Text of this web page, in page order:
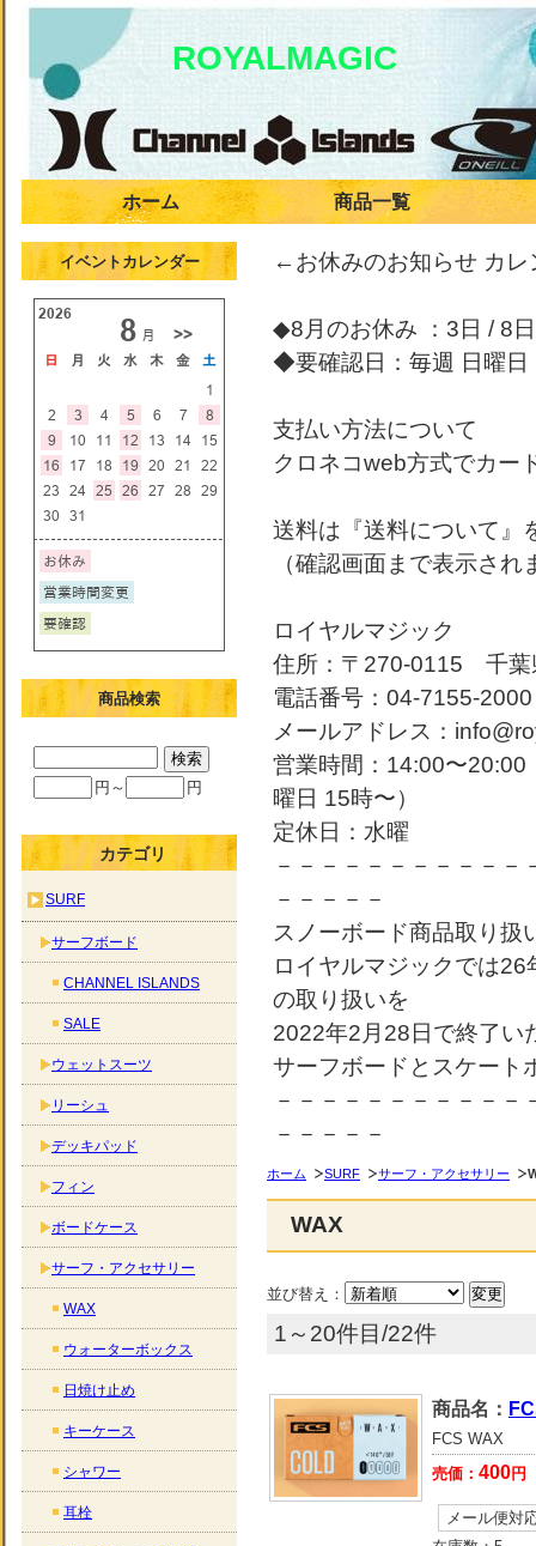
ROYALMAGIC
ホーム 商品一覧
←お休みのお知らせ カ
◆8月のお休み ：3日 / 8
◆要確認日：毎週 日曜日
支払い方法について
クロネコweb方式でカー
送料は『送料について』
（確認画面まで表示され
ロイヤルマジック
住所：〒270-0115 千葉
電話番号：04-7155-2000
メールアドレス：
営業時間：14:00〜20:00
曜日 15時〜）
定休日：水曜
－－－－－－－－－－
－－－－－
スノーボード商品取り扱
ロイヤルマジックでは
の取り扱いを
2022年2月28日で終了い
サーフボードとスケート
－－－－－－－－－－
－－－－－
ホーム SURF サーフ・アクセサリー
WAX
並び替え：
1～20件目/22件
商品名：
FCS WAX
売価： 400円
メール便対
イベントカレンダー
商品検索
円～ 円
カテゴリ
SURF
サーフボード
CHANNEL ISLANDS
SALE
ウェットスーツ
リーシュ
デッキパッド
フィン
ボードケース
サーフ・アクセサリー
WAX
ウォーターボックス
日焼け止め
キーケース
シャワー
耳栓